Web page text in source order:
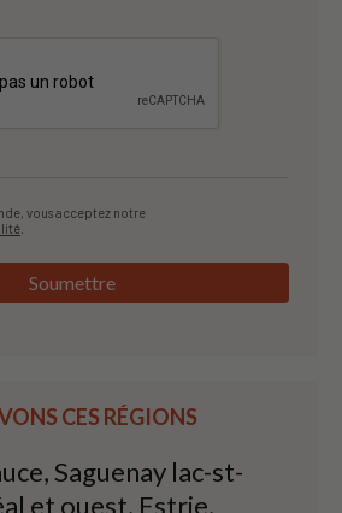
vous acceptez notre
Soumettre
CES RÉGIONS
Saguenay lac-st-
et ouest, Estrie,